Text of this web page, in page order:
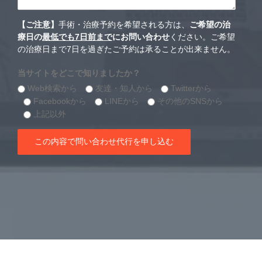
【ご注意】 手術・治療予約を希望される方は、 ご希望の治
療日の最低でも7日前までにお問い合わせください。ご希望
の治療日まで7日を過ぎたご予約は承ることが出来ません。
当サイトをどこで知りましたか？
Web検索から
友達・知人から
Twitterから
Facebookから
LINEから
その他のSNSから
上記以外